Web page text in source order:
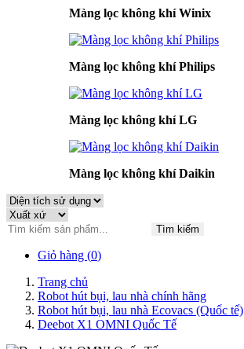
Màng lọc không khí Winix
Màng lọc không khí Philips
Màng lọc không khí LG
Màng lọc không khí Daikin
Tìm kiếm
Giỏ hàng (0)
Trang chủ
Robot hút bụi, lau nhà chính hãng
Robot hút bụi, lau nhà Ecovacs (Quốc tế)
Deebot X1 OMNI Quốc Tế